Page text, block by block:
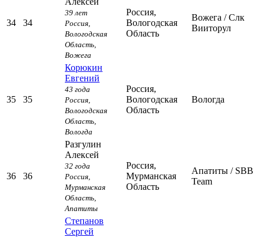
34 34
39 лет
Россия,
Вологодская
Область,
Вожега
Россия,
Вологодская
Область
Вожега / Слк
Вииторул
35 35
Корюкин
Евгений
43 года
Россия,
Вологодская
Область,
Вологда
Россия,
Вологодская
Область
Вологда
36 36
Разгулин
Алексей
32 года
Россия,
Мурманская
Область,
Апатиты
Россия,
Мурманская
Область
Апатиты / SBB
Team
Степанов
Сергей